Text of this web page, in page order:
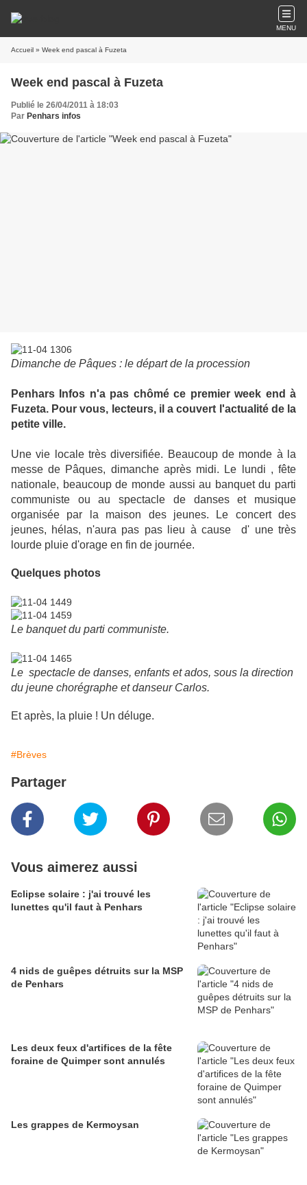
MENU
Accueil » Week end pascal à Fuzeta
Week end pascal à Fuzeta
Publié le 26/04/2011 à 18:03
Par Penhars infos
Dimanche de Pâques : le départ de la procession
Penhars Infos n'a pas chômé ce premier week end à
Fuzeta. Pour vous, lecteurs, il a couvert l'actualité de la
petite ville.
Une vie locale très diversifiée. Beaucoup de monde à la
messe de Pâques, dimanche après midi. Le lundi , fête
nationale, beaucoup de monde aussi au banquet du parti
communiste ou au spectacle de danses et musique
organisée par la maison des jeunes. Le concert des
jeunes, hélas, n'aura pas pas lieu à cause d' une très
lourde pluie d'orage en fin de journée.
Quelques photos
Le banquet du parti communiste.
Le spectacle de danses, enfants et ados, sous la direction
du jeune chorégraphe et danseur Carlos.
Et après, la pluie ! Un déluge.
#Brèves
Partager
Vous aimerez aussi
Eclipse solaire : j'ai trouvé les
lunettes qu'il faut à Penhars
4 nids de guêpes détruits sur la MSP
de Penhars
Les deux feux d'artifices de la fête
foraine de Quimper sont annulés
Les grappes de Kermoysan